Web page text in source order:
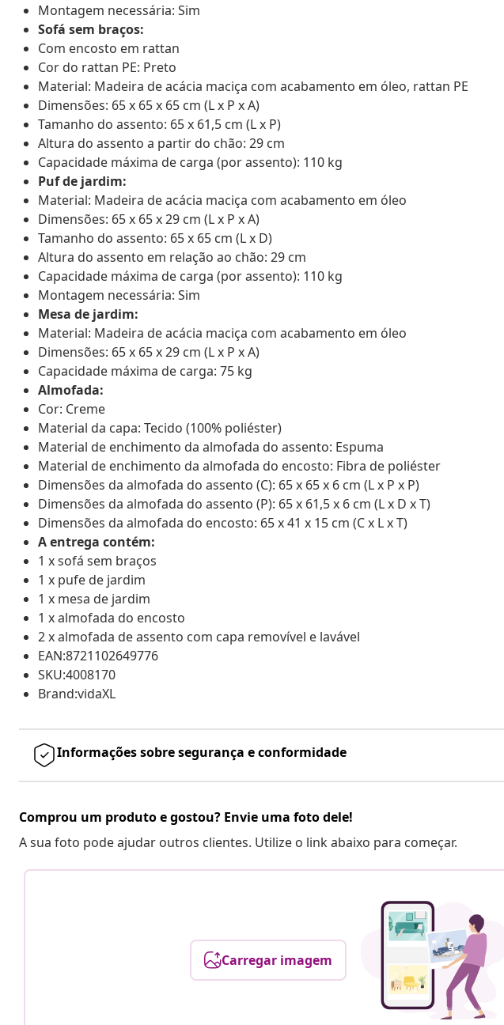
Montagem necessária: Sim
Sofá sem braços:
Com encosto em rattan
Cor do rattan PE: Preto
Material: Madeira de acácia maciça com acabamento em óleo, rattan PE
Dimensões: 65 x 65 x 65 cm (L x P x A)
Tamanho do assento: 65 x 61,5 cm (L x P)
Altura do assento a partir do chão: 29 cm
Capacidade máxima de carga (por assento): 110 kg
Puf de jardim:
Material: Madeira de acácia maciça com acabamento em óleo
Dimensões: 65 x 65 x 29 cm (L x P x A)
Tamanho do assento: 65 x 65 cm (L x D)
Altura do assento em relação ao chão: 29 cm
Capacidade máxima de carga (por assento): 110 kg
Montagem necessária: Sim
Mesa de jardim:
Material: Madeira de acácia maciça com acabamento em óleo
Dimensões: 65 x 65 x 29 cm (L x P x A)
Capacidade máxima de carga: 75 kg
Almofada:
Cor: Creme
Material da capa: Tecido (100% poliéster)
Material de enchimento da almofada do assento: Espuma
Material de enchimento da almofada do encosto: Fibra de poliéster
Dimensões da almofada do assento (C): 65 x 65 x 6 cm (L x P x P)
Dimensões da almofada do assento (P): 65 x 61,5 x 6 cm (L x D x T)
Dimensões da almofada do encosto: 65 x 41 x 15 cm (C x L x T)
A entrega contém:
1 x sofá sem braços
1 x pufe de jardim
1 x mesa de jardim
1 x almofada do encosto
2 x almofada de assento com capa removível e lavável
EAN:8721102649776
SKU:4008170
Brand:vidaXL
Informações sobre segurança e conformidade
Comprou um produto e gostou? Envie uma foto dele!
A sua foto pode ajudar outros clientes. Utilize o link abaixo para começar.
Carregar imagem